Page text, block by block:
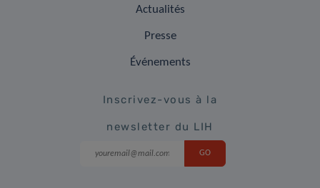
Actualités
Presse
Événements
Inscrivez-vous à la
newsletter du LIH